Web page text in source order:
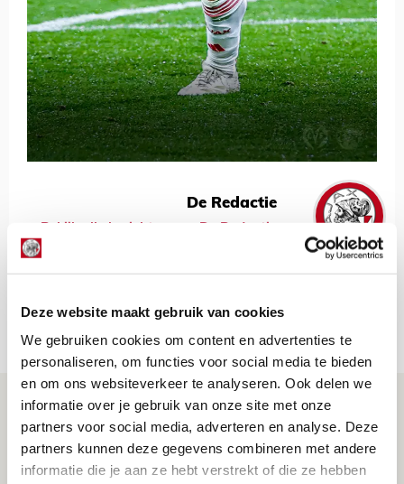
Deze website maakt gebruik van cookies
We gebruiken cookies om content en advertenties te
personaliseren, om functies voor social media te bieden
en om ons websiteverkeer te analyseren. Ook delen we
informatie over je gebruik van onze site met onze
partners voor social media, adverteren en analyse. Deze
partners kunnen deze gegevens combineren met andere
informatie die je aan ze hebt verstrekt of die ze hebben
De Redactie
Drie dingen die je moet weten over PEC
Zwolle - Ajax
08 AUGUSTUS 2026 - 12:32
NIEUWS